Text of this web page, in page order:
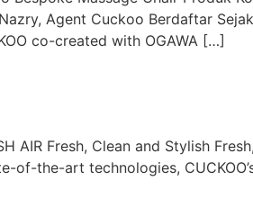
Agent Cuckoo Berdaftar
co-created with OGAWA […]
AIR Fresh, Clean and Stylish
of-the-art technologies,